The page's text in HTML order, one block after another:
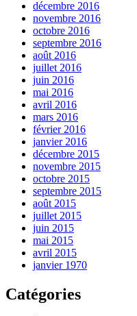
décembre 2016
novembre 2016
octobre 2016
septembre 2016
août 2016
juillet 2016
juin 2016
mai 2016
avril 2016
mars 2016
février 2016
janvier 2016
décembre 2015
novembre 2015
octobre 2015
septembre 2015
août 2015
juillet 2015
juin 2015
mai 2015
avril 2015
janvier 1970
Catégories